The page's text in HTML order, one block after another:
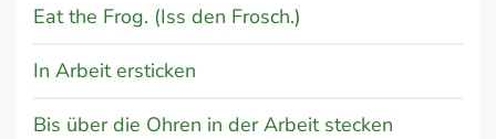
Eat the Frog. (Iss den Frosch.)
In Arbeit ersticken
Bis über die Ohren in der Arbeit stecken